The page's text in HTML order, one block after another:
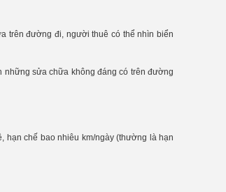
trên đường đi, người thuê có thể nhìn biển
những sửa chữa không đáng có trên đường
hạn chế bao nhiêu km/ngày (thường là hạn